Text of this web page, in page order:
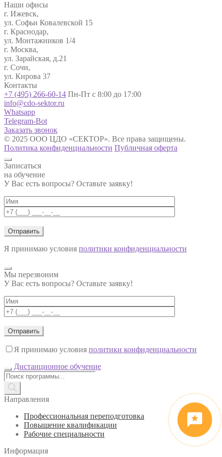
Наши офисы
г. Ижевск,
ул. Софьи Ковалевской 15
г. Краснодар,
ул. Монтажников 1/4
г. Москва,
ул. Зарайская, д.21
г. Сочи,
ул. Кирова 37
Контакты
+7 (495) 266-60-14 Пн-Пт с 8:00 до 17:00
info@cdo-sektor.ru
Whatsapp
Telegram-Bot
Заказать звонок
© 2025 ООО ЦДО «СЕКТОР». Все права защищены.
Политика конфиденциальности Публичная оферта
Записаться
на обучение
У Вас есть вопросы? Оставьте заявку!
Я принимаю условия политики конфиденциальности
Мы перезвоним
У Вас есть вопросы? Оставьте заявку!
Я принимаю условия политики конфиденциальности
Дистанционное обучение
Поиск
товаров
Направления
Профессиональная переподготовка
Повышение квалификации
Рабочие специальности
Информация